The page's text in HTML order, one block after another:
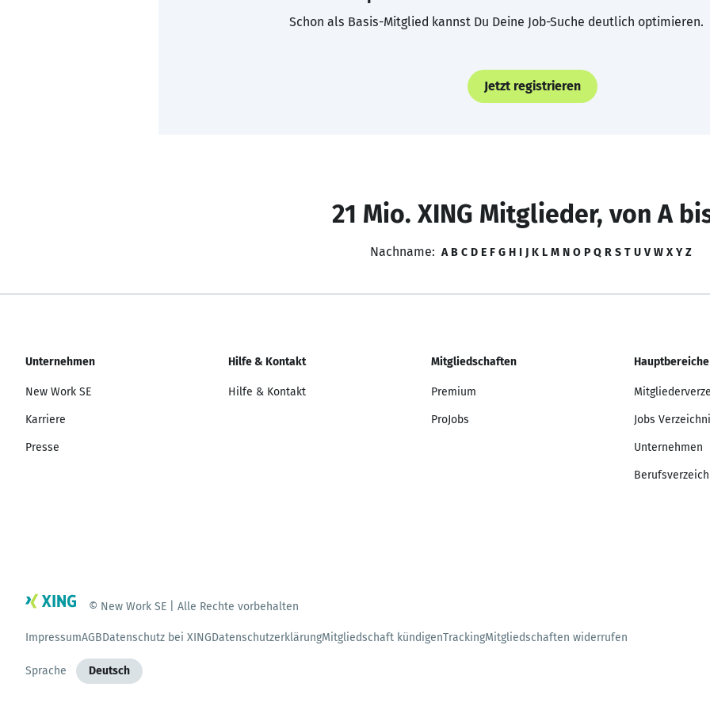
Schon als Basis-Mitglied kannst Du Deine Job-Suche deutlich optimieren.
Jetzt registrieren
21 Mio. XING Mitglieder, von A
Nachname: A B C D E F G H I J K L M N O P Q R S T U V W X Y Z
Unternehmen
New Work SE
Karriere
Presse
Hilfe & Kontakt
Hilfe & Kontakt
Mitgliedschaften
Premium
ProJobs
Hauptbereiche
Jobs
Unternehmen
© New Work SE | Alle Rechte vorbehalten
ImpressumAGBDatenschutz bei XINGDatenschutzerklärungMitgliedschaft kündigenTrackingMitgliedschaften widerrufen
Sprache Deutsch